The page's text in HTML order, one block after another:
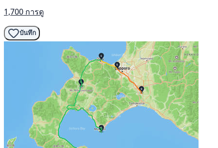
1,700 การดู
บันทึก